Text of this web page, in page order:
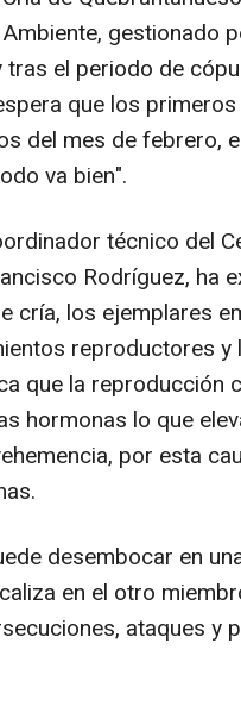
gestionado
tras el periodo de
que los
del mes de febrero,
va bien".
técnico del
Rodríguez, ha
cría, los ejemplares
reproductores
que la reproducción
hormonas lo que
por esta
desembocar en
en el otro
ataques y